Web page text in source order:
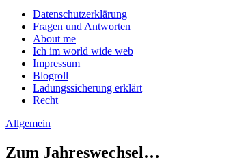
Facebook
anzeigen
Twitter
anzeigen
auf
Instagram
anzeigen
Main
menu
Skip
content
Datenschutzerklärung
Fragen und Antworten
About me
Ich im world wide web
Impressum
Blogroll
Ladungssicherung erklärt
Recht
Allgemein
Zum Jahreswechsel…